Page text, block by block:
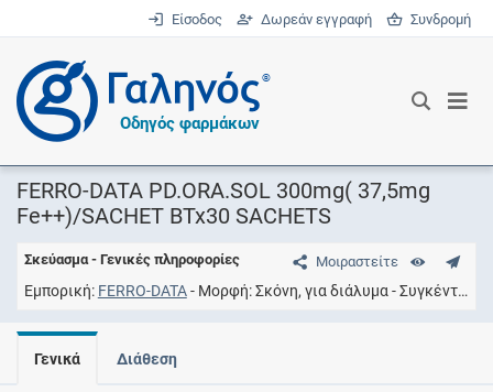
Είσοδος Δωρεάν εγγραφή Συνδρομή
®
Οδηγός φαρμάκων
FERRO-DATA PD.ORA.SOL 300mg( 37,5mg
Fe++)/SACHET BTx30 SACHETS
Μοιραστείτε
Σκεύασμα - Γενικές πληροφορίες
Εμπορική FERRO-DATA Μορφή Σκόνη, για διάλυμα Συγκέντρωση
Γενικά Διάθεση